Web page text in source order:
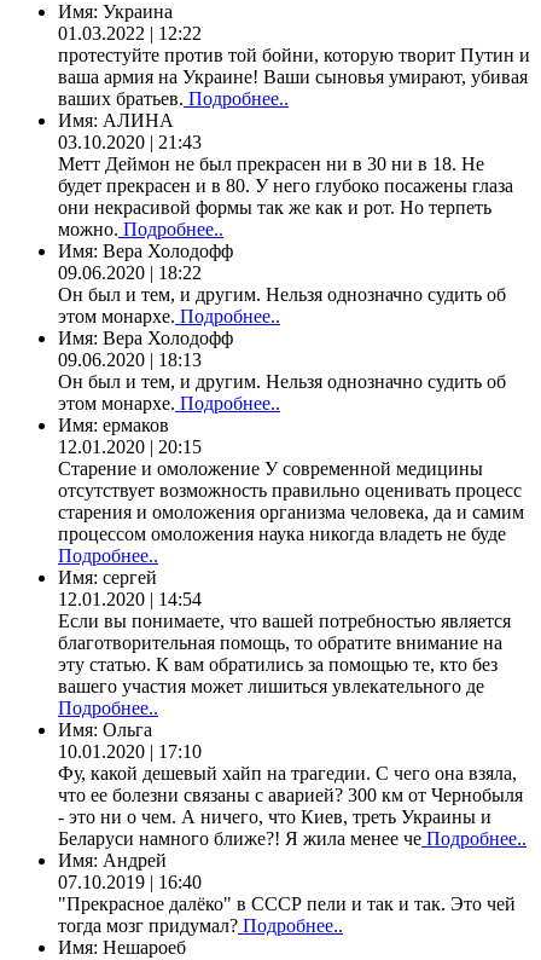
Имя: Украина
01.03.2022 | 12:22
протестуйте против той бойни, которую творит Путин и
ваша армия на Украине! Ваши сыновья умирают, убивая
ваших братьев. Подробнее..
Имя: АЛИНА
03.10.2020 | 21:43
Метт Деймон не был прекрасен ни в 30 ни в 18. Не
будет прекрасен и в 80. У него глубоко посажены глаза
они некрасивой формы так же как и рот. Но терпеть
можно. Подробнее..
Имя: Вера Холодофф
09.06.2020 | 18:22
Он был и тем, и другим. Нельзя однозначно судить об
этом монархе. Подробнее..
Имя: Вера Холодофф
09.06.2020 | 18:13
Он был и тем, и другим. Нельзя однозначно судить об
этом монархе. Подробнее..
Имя: ермаков
12.01.2020 | 20:15
Старение и омоложение У современной медицины
отсутствует возможность правильно оценивать процесс
старения и омоложения организма человека, да и самим
процессом омоложения наука никогда владеть не буде
Подробнее..
Имя: сергей
12.01.2020 | 14:54
Если вы понимаете, что вашей потребностью является
благотворительная помощь, то обратите внимание на
эту статью. К вам обратились за помощью те, кто без
вашего участия может лишиться увлекательного де
Подробнее..
Имя: Ольга
10.01.2020 | 17:10
Фу, какой дешевый хайп на трагедии. С чего она взяла,
что ее болезни связаны с аварией? 300 км от Чернобыля
- это ни о чем. А ничего, что Киев, треть Украины и
Беларуси намного ближе?! Я жила менее че Подробнее..
Имя: Андрей
07.10.2019 | 16:40
"Прекрасное далёко" в СССР пели и так и так. Это чей
тогда мозг придумал? Подробнее..
Имя: Нешароеб